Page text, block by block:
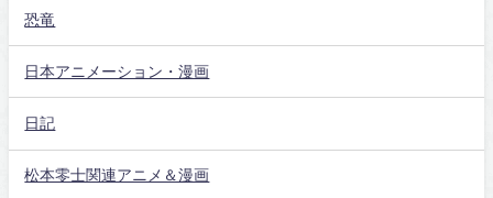
恐竜
日本アニメーション・漫画
日記
松本零士関連アニメ＆漫画